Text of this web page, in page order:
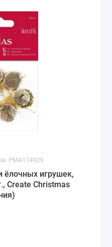
PMA174929
ёлочных игрушек,
Create Christmas